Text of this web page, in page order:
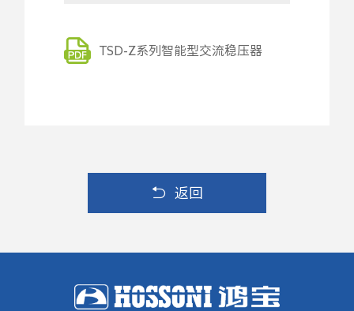
TSD-Z系列智能型交流稳压器
返回